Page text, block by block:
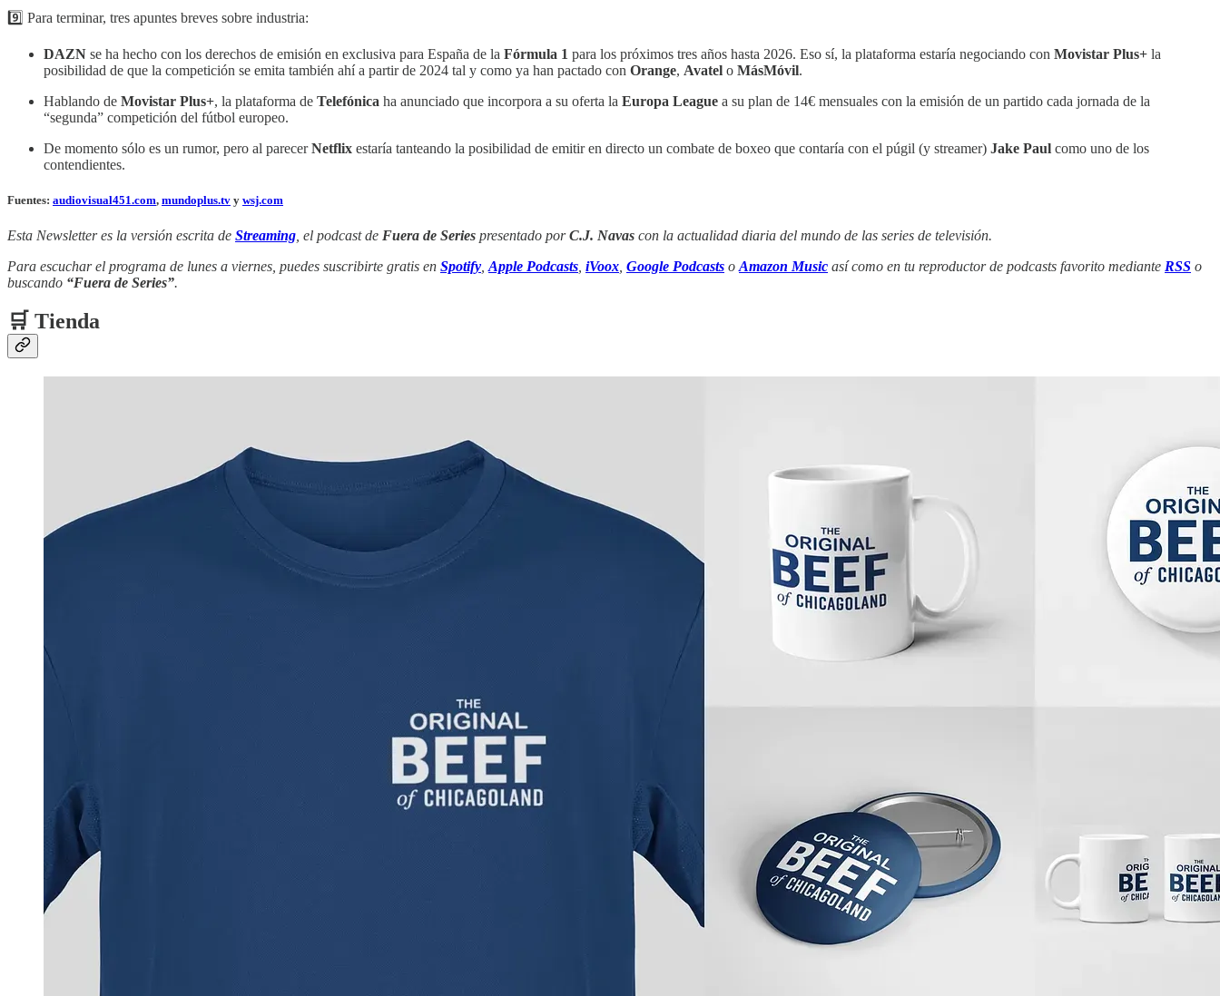
9️⃣ Para terminar, tres apuntes breves sobre industria:
DAZN se ha hecho con los derechos de emisión en exclusiva para España de la Fórmula 1 para los próximos tres años hasta 2026. Eso sí, la plataforma estaría negociando con Movistar Plus+ la
posibilidad de que la competición se emita también ahí a partir de 2024 tal y como ya han pactado con Orange, Avatel o MásMóvil.
Hablando de Movistar Plus+, la plataforma de Telefónica ha anunciado que incorpora a su oferta la Europa League a su plan de 14€ mensuales con la emisión de un partido cada jornada de la
“segunda” competición del fútbol europeo.
De momento sólo es un rumor, pero al parecerNetflix estaría tanteando la posibilidad de emitir en directo un combate de boxeo que contaría con el púgil (y streamer) Jake Paul como uno de los
contendientes.
Fuentes: audiovisual451.com, mundoplus.tv y wsj.com
Esta Newsletter es la versión escrita de Streaming , el podcast de Fuera de Series presentado porC.J. Navas con la actualidad diaria del mundo de las series de televisión.
Para escuchar el programa de lunes a viernes, puedes suscribirte gratis en Spotify Apple Podcasts iVoox Google Podcasts o Amazon Music así como en tu reproductor de podcasts favorito mediante RSS o
buscando “Fuera de Series”.
🛒 Tienda